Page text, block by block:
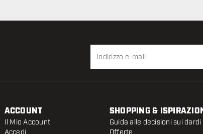
ACCOUNT
Il Mio Account
Accedi
SHOPPING &
Guida alle decisioni sui dardi
Offerte